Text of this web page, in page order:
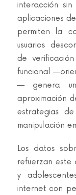
interacción
aplicaciones
permiten la
usuarios
de
funcional
— genera
aproximación
estrategias
manipulación
Los datos
refuerzan este
y
internet con